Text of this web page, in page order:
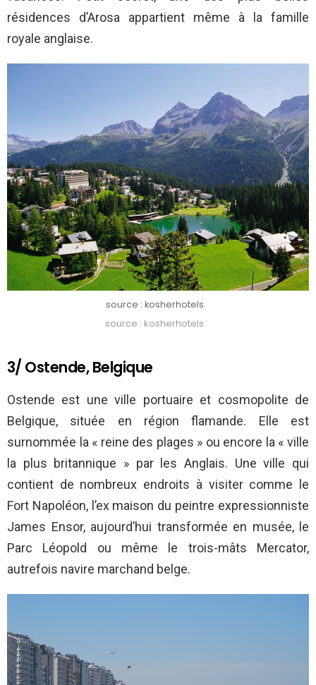
résidences d’Arosa appartient même à la famille
royale anglaise.
source : kosherhotels
source : kosherhotels
3/ Ostende, Belgique
Ostende est une ville portuaire et cosmopolite de
Belgique, située en région flamande. Elle est
surnommée la « reine des plages » ou encore la « ville
la plus britannique » par les Anglais. Une ville qui
contient de nombreux endroits à visiter comme le
Fort Napoléon, l’ex maison du peintre expressionniste
James Ensor, aujourd’hui transformée en musée, le
Parc Léopold ou même le trois-mâts Mercator,
autrefois navire marchand belge.